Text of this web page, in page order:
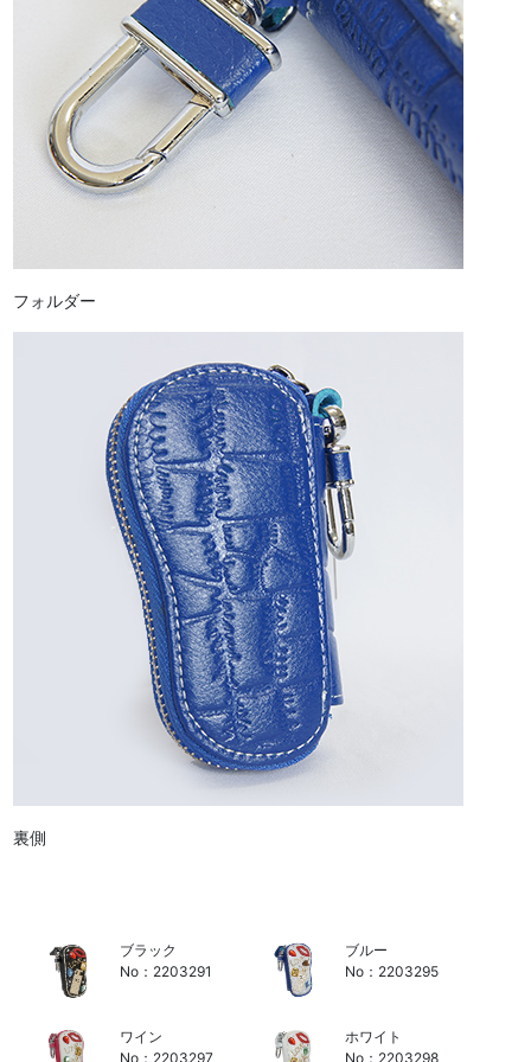
フォルダー
裏側
ブラック
No：2203291
ブルー
No：2203295
ワイン
No：2203297
ホワイト
No：2203298